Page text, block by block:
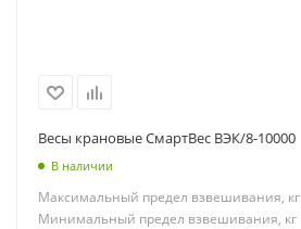
Весы крановые СмартВес ВЭК/8-10000
В наличии
Максимальный предел взвешивания, кг
Минимальный предел взвешивания, кг